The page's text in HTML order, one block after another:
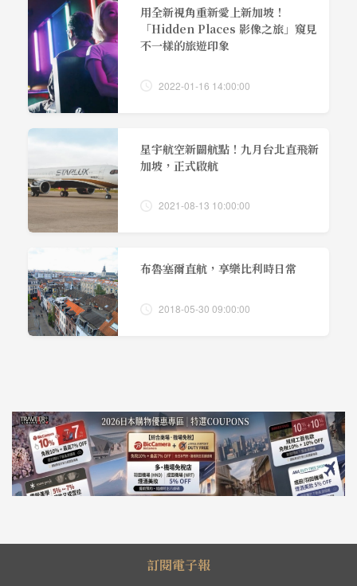
用全新視角重新愛上新加坡！
「Hidden Places 影像之旅」窺見
不一樣的旅遊印象
2022-01-16 14:00:00
星宇航空新闢航點！九月台北直飛新
加坡，正式啟航
2021-08-13 10:00:00
布魯塞爾直航，享樂比利時日常
2018-05-30 09:00:00
訂閱電子報